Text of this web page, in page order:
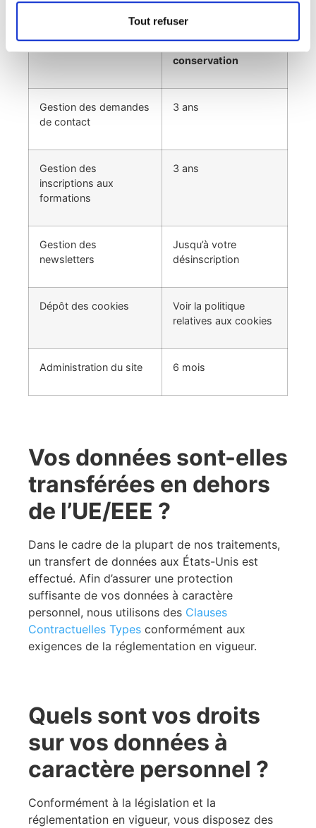
Tout refuser
répondre à ses obligations légales.
Finalité
Durée de
conservation
Gestion des demandes
de contact
3 ans
Gestion des
inscriptions aux
formations
3 ans
Gestion des
newsletters
Jusqu’à votre
désinscription
Dépôt des cookies
Voir la politique
relatives aux cookies
Administration du site 6 mois
Vos données sont-elles
transférées en dehors
de l’UE/EEE ?
Dans le cadre de la plupart de nos traitements,
un transfert de données aux États-Unis est
effectué. Afin d’assurer une protection
suffisante de vos données à caractère
personnel, nous utilisons des Clauses
Contractuelles Types conformément aux
exigences de la réglementation en vigueur.
Quels sont vos droits
sur vos données à
caractère personnel ?
Conformément à la législation et la
réglementation en vigueur, vous disposez des